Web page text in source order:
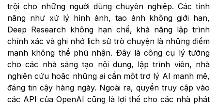
trội cho những người dùng chuyên nghiệp. Các tính
năng như xử lý hình ảnh, tạo ảnh không giới hạn,
Deep Research không hạn chế, khả năng lập trình
chính xác và ghi nhớ lịch sử trò chuyện là những điểm
mạnh không thể phủ nhận. Đây là công cụ lý tưởng
cho các nhà sáng tạo nội dung, lập trình viên, nhà
nghiên cứu hoặc những ai cần một trợ lý AI mạnh mẽ,
đáng tin cậy hàng ngày. Ngoài ra, quyền truy cập vào
các API của OpenAI cũng là lợi thế cho các nhà phát